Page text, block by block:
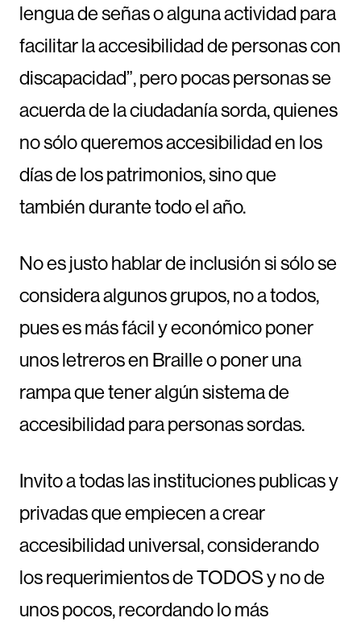
lengua de señas o alguna actividad para
facilitar la accesibilidad de personas con
discapacidad”, pero pocas personas se
acuerda de la ciudadanía sorda, quienes
no sólo queremos accesibilidad en los
días de los patrimonios, sino que
también durante todo el año.
No es justo hablar de inclusión si sólo se
considera algunos grupos, no a todos,
pues es más fácil y económico poner
unos letreros en Braille o poner una
rampa que tener algún sistema de
accesibilidad para personas sordas.
Invito a todas las instituciones publicas y
privadas que empiecen a crear
accesibilidad universal, considerando
los requerimientos de TODOS y no de
unos pocos, recordando lo más